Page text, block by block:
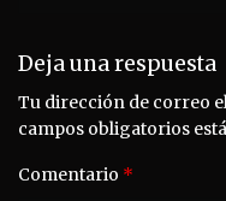
Deja una respuesta
Tu dirección de correo
campos obligatorios
Comentario *